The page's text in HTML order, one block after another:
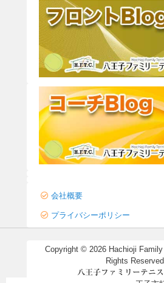
会社概要
プライバシーポリシー
Copyright © 2026 Hachioji Family
Rights
八王子ファミリーテニ